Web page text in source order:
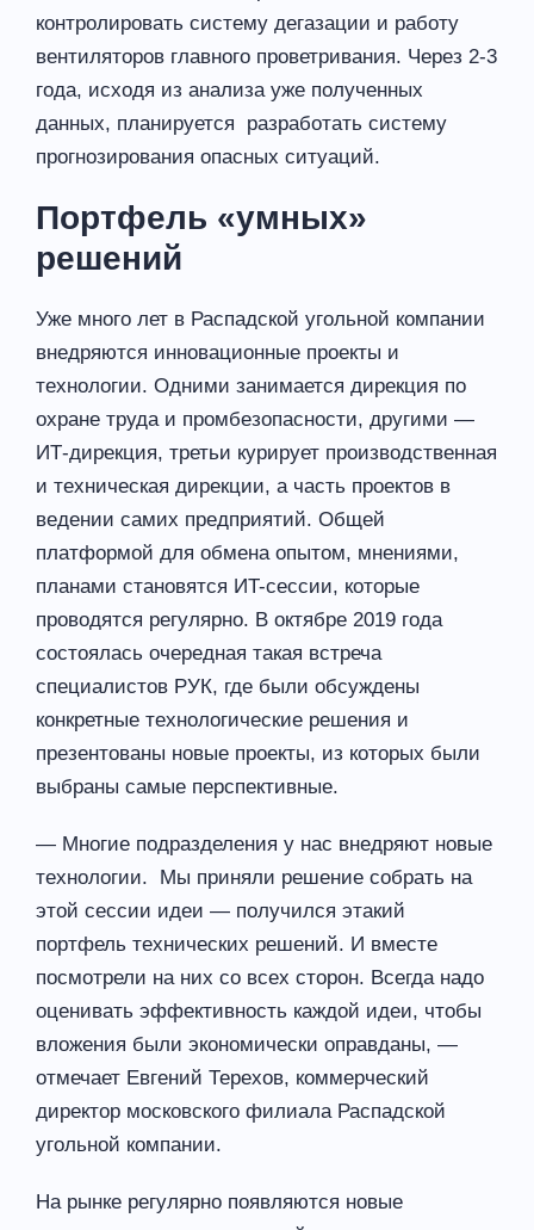
контролировать систему дегазации и работу
вентиляторов главного проветривания. Через 2-3
года, исходя из анализа уже полученных
данных, планируется разработать систему
прогнозирования опасных ситуаций.
Портфель «умных»
решений
Уже много лет в Распадской угольной компании
внедряются инновационные проекты и
технологии. Одними занимается дирекция по
охране труда и промбезопасности, другими —
ИТ-дирекция, третьи курирует производственная
и техническая дирекции, а часть проектов в
ведении самих предприятий. Общей
платформой для обмена опытом, мнениями,
планами становятся ИT-сессии, которые
проводятся регулярно. В октябре 2019 года
состоялась очередная такая встреча
специалистов РУК, где были обсуждены
конкретные технологические решения и
презентованы новые проекты, из которых были
выбраны самые перспективные.
— Многие подразделения у нас внедряют новые
технологии. Мы приняли решение собрать на
этой сессии идеи — получился этакий
портфель технических решений. И вместе
посмотрели на них со всех сторон. Всегда надо
оценивать эффективность каждой идеи, чтобы
вложения были экономически оправданы, —
отмечает Евгений Терехов, коммерческий
директор московского филиала Распадской
угольной компании.
На рынке регулярно появляются новые